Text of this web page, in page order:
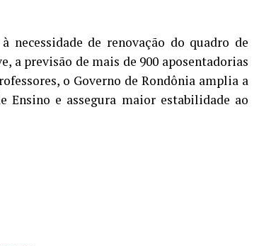
necessidade de renovação do quadro de
a previsão de mais de 900 aposentadorias
o Governo de Rondônia amplia a
Ensino e assegura maior estabilidade ao